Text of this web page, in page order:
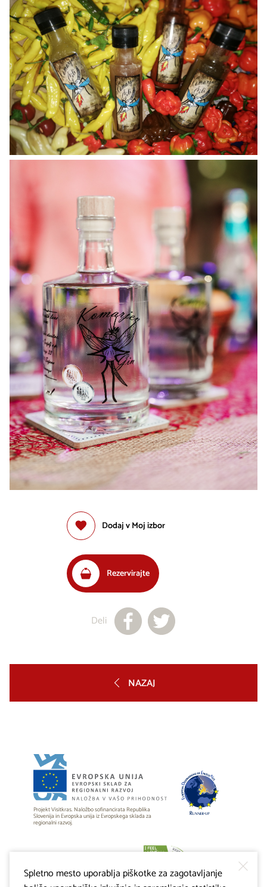
Dodaj v Moj izbor
Rezervirajte
Deli
NAZAJ
Projekt Visitkras. Naložbo sofinancirata Republika
Slovenija in Evropska unija iz Evropskega sklada za
regionalni razvoj.
Spletno mesto uporablja piškotke za zagotavljanje